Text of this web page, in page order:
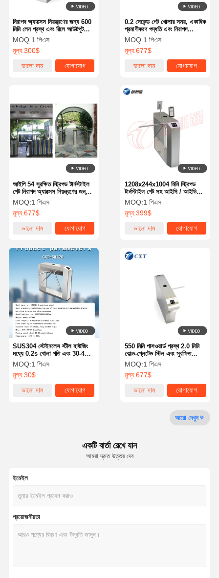
বাড়ি পণ্য কারখানা পরিদর্শন
গুণমান নিয়ন্ত্রণ
আমাদের সাথে
যোগাযোগ
খবর মামলা
সম্পূর্ণ উচ্চতার টার্নস্টাইল
0.2 সেকেন্ড গেট খোলার সময়, একাধিক
প্রমাণীকরণ পদ্ধতি এবং নিরাপদ
অ্যাক্সেস নিয়ন্ত্রণের জন্য সম্পূর্ণ
সিএনসি লেজার কাটিং সহ উচ্চ-গতির
স্ট্রিপড টার্নস্টাইল গেট
MOQ:1 পিএস
মূল্য:677$
ভালো দাম
যোগাযোগ
নিরাপদ অ্যাক্সেস নিয়ন্ত্রণের জন্য 600
মিমি লেন প্রস্থ এবং রিলে আউটপুট
ইন্টারফেস সহ 30 জন/মিনিট পাসিং
স্পিড ট্রাইপড টার্নস্টাইল গেট
MOQ:1 পিএস
মূল্য:300$
ভালো দাম
যোগাযোগ
1208x244x1004 মিমি স্ট্রিপড
টার্নস্টাইল গেট সহ আইসি / আইডি
কার্ড সিস্টেম 30-40 জন / মিনিটের
অ্যাক্সেস নিয়ন্ত্রণের জন্য
MOQ:1 পিএস
মূল্য:399$
ভালো দাম
যোগাযোগ
আইপি 54 সুরক্ষিত স্ট্রিপড টার্নস্টাইল
গেট নিরাপদ অ্যাক্সেস নিয়ন্ত্রণের জন্য
100-240VAC ভোল্টেজ এবং 550
মিমি প্যাসেজ প্রস্থ সহ
MOQ:1 পিএস
মূল্য:677$
ভালো দাম
যোগাযোগ
550 মিমি পাসওয়ার্ড প্রস্থ 2.0 মিমি
কোল্ড-প্লেটেড স্টিল এবং সুরক্ষিত
অ্যাক্সেস নিয়ন্ত্রণের জন্য আইপি 54
সুরক্ষা গ্রেড সহ স্ট্রিপড টার্নস্টাইল গেট
MOQ:1 পিএস
মূল্য:677$
ভালো দাম
যোগাযোগ
SUS304 স্টেইনলেস স্টীল হাউজিং
মধ্যে 0.2s খোলা গতি এবং 30-40
ব্যক্তি / মিনিট পাস গতি সঙ্গে সুইং বাধা
গেট
MOQ:1 পিএস
মূল্য:30$
ভালো দাম
যোগাযোগ
আরো দেখুন
একটি বার্তা রেখে যান
আমরা দ্রুত উত্তর দেব
ইমেইল
প্রয়োজনীয়তা